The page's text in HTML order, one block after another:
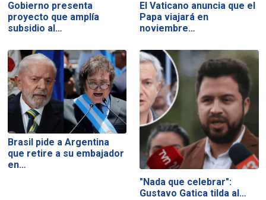
Gobierno presenta
proyecto que amplía
subsidio al…
El Vaticano anuncia que el
Papa viajará en
noviembre…
Brasil pide a Argentina
que retire a su embajador
en…
"Nada que celebrar":
Gustavo Gatica tilda al…